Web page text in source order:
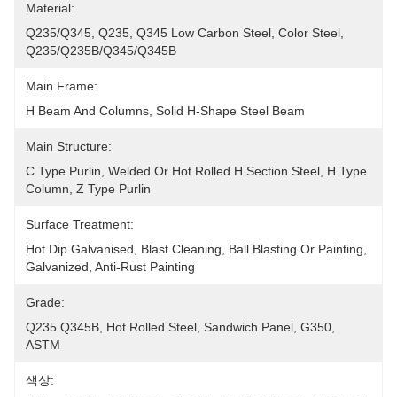
Material:
Q235/Q345, Q235, Q345 Low Carbon Steel, Color Steel,
Q235/Q235B/Q345/Q345B
Main Frame:
H Beam And Columns, Solid H-Shape Steel Beam
Main Structure:
C Type Purlin, Welded Or Hot Rolled H Section Steel, H Type
Column, Z Type Purlin
Surface Treatment:
Hot Dip Galvanised, Blast Cleaning, Ball Blasting Or Painting,
Galvanized, Anti-Rust Painting
Grade:
Q235 Q345B, Hot Rolled Steel, Sandwich Panel, G350,
ASTM
색상: